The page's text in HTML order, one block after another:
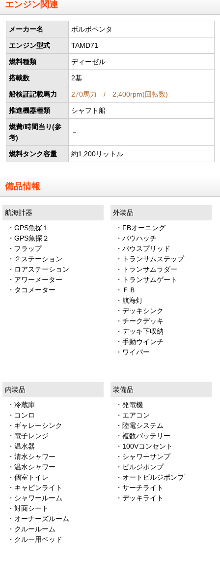
エンジン関連
メーカー名 ボルボペンタ
エンジン型式 TAMD71
燃料種類 ディーゼル
搭載数 2基
船検証記載馬力 270馬力 / 2,400rpm(回転数)
推進機器種類 シャフト船
燃費/時間当り(参
考)
－
燃料タンク容量 約1,200リットル
備品情報
航海計器
・GPS魚探１
・GPS魚探２
・フラップ
・２ステーション
・ロアステーション
・アワーメーター
・タコメーター
外装品
・FBオーニング
・バウハッチ
・バウスプリッド
・トランサムステップ
・トランサムラダー
・トランサムゲート
・ＦＢ
・航海灯
・デッキシンク
・チークデッキ
・デッキ下収納
・手動ウインチ
・ワイパー
内装品
・冷蔵庫
・コンロ
・ギャレーシンク
・電子レンジ
・温水器
・清水シャワー
・温水シャワー
・個室トイレ
・キャビンライト
・シャワールーム
・対面シート
・オーナーズルーム
・クルールーム
・クルー用ベッド
装備品
・発電機
・エアコン
・陸電システム
・複数バッテリー
・100Vコンセント
・シャワーサンプ
・ビルジポンプ
・オートビルジポンプ
・サーチライト
・デッキライト